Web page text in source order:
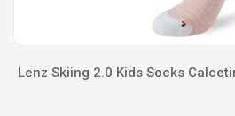
Lenz Skiing 2.0 Kids Socks